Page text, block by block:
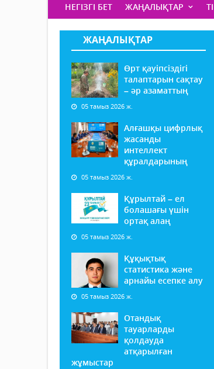
НЕГІЗГІ БЕТ ЖАҢАЛЫҚТАР
ЖАҢАЛЫҚТАР
Өрт қауіпсіздігі
талаптарын сақтау
– әр азаматтың
05 тамыз 2026 ж.
Алғашқы цифрлық
жасанды
интеллект
құралдарының
05 тамыз 2026 ж.
Құрылтай – ел
болашағы үшін
ортақ алаң
05 тамыз 2026 ж.
Құқықтық
статистика және
арнайы есепке алу
05 тамыз 2026 ж.
Отандық
тауарларды
қолдауда
атқарылған
жұмыстар